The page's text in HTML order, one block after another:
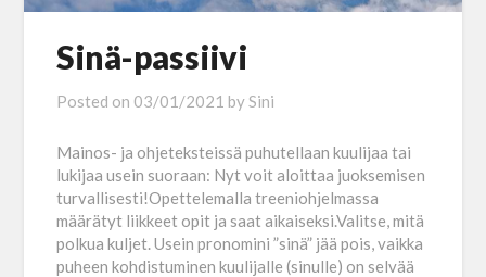
Sinä-passiivi
Posted on 03/01/2021 bySini
Mainos- ja ohjeteksteissä puhutellaan kuulijaa tai
lukijaa usein suoraan: Nyt voit aloittaa juoksemisen
turvallisesti!Opettelemalla treeniohjelmassa
määrätyt liikkeet opit ja saat aikaiseksi.Valitse, mitä
polkua kuljet. Usein pronomini ”sinä” jää pois, vaikka
puheen kohdistuminen kuulijalle (sinulle) on selvää